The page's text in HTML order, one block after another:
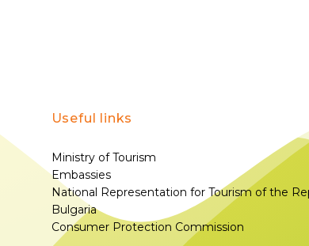
Useful links
Ministry of Tourism
Embassies
National Representation for Tourism of the
Bulgaria
Consumer Protection Commission